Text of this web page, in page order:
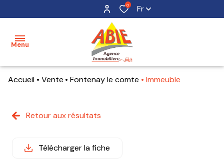
0 Fr
Menu
acheter
maisons
terrains
Accueil Vente Fontenay le comte Immeuble
Retour aux résultats
Télécharger la fiche